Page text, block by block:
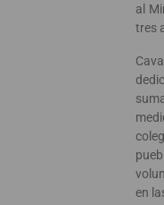
al
tres
en